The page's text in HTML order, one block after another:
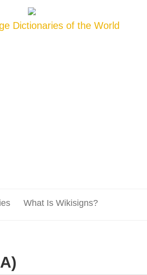
Dictionaries of the World
What Is Wikisigns?